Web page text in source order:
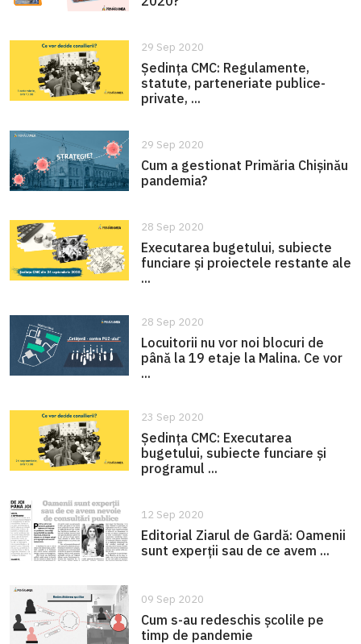
29 Sep 2020
Ședința CMC: Regulamente,
statute, parteneriate publice-
private, ...
29 Sep 2020
Cum a gestionat Primăria Chișinău
pandemia?
28 Sep 2020
Executarea bugetului, subiecte
funciare și proiectele restante ale
...
28 Sep 2020
Locuitorii nu vor noi blocuri de
până la 19 etaje la Malina. Ce vor
...
23 Sep 2020
Ședința CMC: Executarea
bugetului, subiecte funciare și
programul ...
12 Sep 2020
Editorial Ziarul de Gardă: Oamenii
sunt experții sau de ce avem ...
09 Sep 2020
Cum s-au redeschis școlile pe
timp de pandemie